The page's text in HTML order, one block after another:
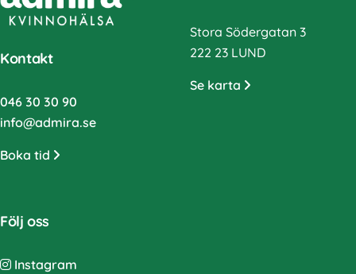
Kontakt
046 30 30 90
info@admira.se
Boka tid
Stora Södergatan 3
222 23 LUND
Se karta
Följ oss
Instagram